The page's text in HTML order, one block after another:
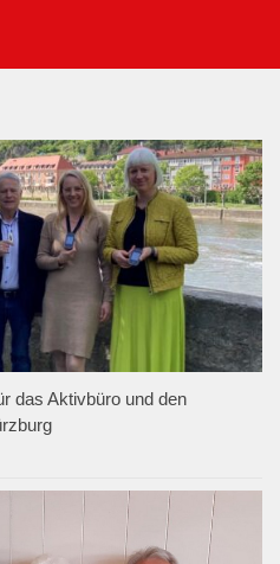
das Aktivbüro und den